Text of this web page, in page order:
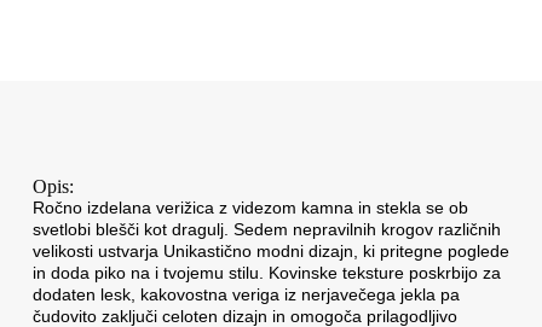
Opis:
Ročno izdelana verižica z videzom kamna in stekla se ob
svetlobi blešči kot dragulj. Sedem nepravilnih krogov različnih
velikosti ustvarja Unikastično modni dizajn, ki pritegne poglede
in doda piko na i tvojemu stilu. Kovinske teksture poskrbijo za
dodaten lesk, kakovostna veriga iz nerjavečega jekla pa
čudovito zaključi celoten dizajn in omogoča prilagodljivo